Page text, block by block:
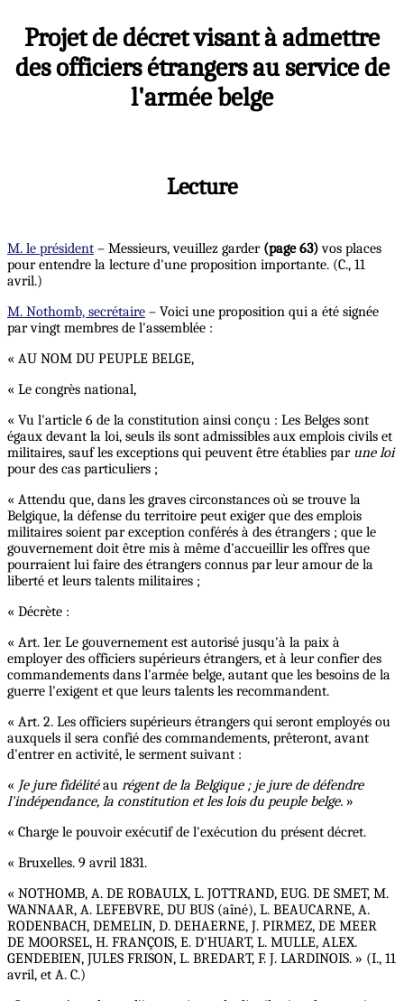
Projet de décret visant à admettre
des officiers étrangers au service de
l'armée belge
Lecture
M. le président – Messieurs, veuillez garder (page 63)vos places
pour entendre la lecture d'une proposition importante. (C., 11
avril.)
M. Nothomb, secrétaire – Voici une proposition qui a été signée
par vingt membres de l'assemblée :
« AU NOM DU PEUPLE BELGE,
« Le congrès national,
« Vu l'article 6 de la constitution ainsi conçu : Les Belges sont
égaux devant la loi, seuls ils sont admissibles aux emplois civils et
militaires, sauf les exceptions qui peuvent être établies par une loi
pour des cas particuliers ;
« Attendu que, dans les graves circonstances où se trouve la
Belgique, la défense du territoire peut exiger que des emplois
militaires soient par exception conférés à des étrangers ; que le
gouvernement doit être mis à même d'accueillir les offres que
pourraient lui faire des étrangers connus par leur amour de la
liberté et leurs talents militaires ;
« Décrète :
« Art. 1er. Le gouvernement est autorisé jusqu'à la paix à
employer des officiers supérieurs étrangers, et à leur confier des
commandements dans l'armée belge, autant que les besoins de la
guerre l'exigent et que leurs talents les recommandent.
« Art. 2. Les officiers supérieurs étrangers qui seront employés ou
auxquels il sera confié des commandements, prêteront, avant
d'entrer en activité, le serment suivant :
« Je jure fidélitéau régent de la Belgique ; je jure de défendre
l'indépendance, la constitution et les lois du peuple belge. »
« Charge le pouvoir exécutif de l'exécution du présent décret.
« Bruxelles. 9 avril 1831.
« NOTHOMB, A. DE ROBAULX, L. JOTTRAND, EUG. DE SMET, M.
WANNAAR, A. LEFEBVRE, DU BUS (aîné), L. BEAUCARNE, A.
RODENBACH, DEMELIN, D. DEHAERNE, J. PIRMEZ, DE MEER
DE MOORSEL, H. FRANÇOIS, E. D'HUART, L. MULLE, ALEX.
GENDEBIEN, JULES FRISON, L. BREDART, F. J. LARDINOIS. » (I., 11
avril, et A. C.)